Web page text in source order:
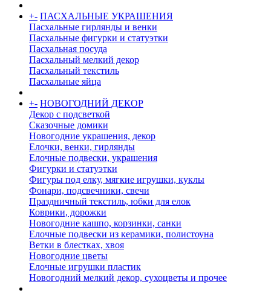
+- ПАСХАЛЬНЫЕ УКРАШЕНИЯ
Пасхальные гирлянды и венки
Пасхальные фигурки и статуэтки
Пасхальная посуда
Пасхальный мелкий декор
Пасхальный текстиль
Пасхальные яйца
+- НОВОГОДНИЙ ДЕКОР
Декор с подсветкой
Сказочные домики
Новогодние украшения, декор
Елочки, венки, гирлянды
Елочные подвески, украшения
Фигурки и статуэтки
Фигуры под елку, мягкие игрушки, куклы
Фонари, подсвечники, свечи
Праздничный текстиль, юбки для елок
Коврики, дорожки
Новогодние кашпо, корзинки, санки
Елочные подвески из керамики, полистоуна
Ветки в блестках, хвоя
Новогодние цветы
Елочные игрушки пластик
Новогодний мелкий декор, сухоцветы и прочее